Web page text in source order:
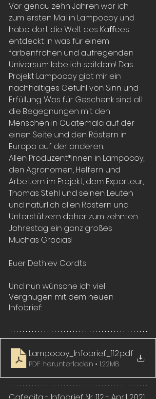
Vor genau zehn Jahren war ich
zum ersten Mal in Lampocoy und
habe dort die Welt des Kaﬀees
entdeckt. In was für einem
farbenfrohen und aufregenden
Universum lebe ich seitdem! Das
Projekt Lampocoy gibt mir ein
nachhaltiges Gefühl von Sinn und
Erfüllung. Was für Geschenk sind all
die Begegnungen mit den
Menschen in Guatemala auf der
einen Seite und den Röstern in
Europa auf der anderen.
Allen Produzent*innen in Lampocoy,
den Agronomen, Helfern und
Arbeitern im Projekt, dem Exporteur,
Thomas Stehl und seinen Leuten
und natürlich allen Röstern und
Unterstützern daher zum zehnten
Jahrestag ein ganz großes
Muchas Gracias!
Euer Dethlev Cordts
Und nun wünsche ich viel
Vergnügen mit dem neuen
Infobrief:
Lampocoy_Infobrief_112.pdf
PDF herunterladen • 1.22MB